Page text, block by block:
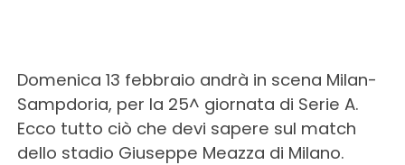
Domenica 13 febbraio andrà in scena Milan-
Sampdoria, per la 25^ giornata di Serie A.
Ecco tutto ciò che devi sapere sul match
dello stadio Giuseppe Meazza di Milano.